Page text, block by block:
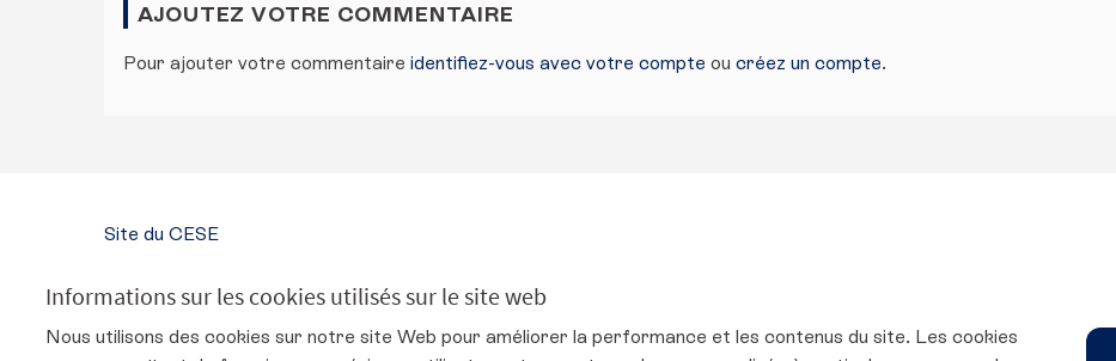
Informations sur les cookies utilisés sur le site web
Nous utilisons des cookies sur notre site Web pour améliorer la performance et les contenus du site. Les cookies
AJOUTEZ VOTRE COMMENTAIRE
Pour ajouter votre commentaire identifiez-vous avec votre compte ou créez un compte.
Site du CESE
SUIVEZ-NOUS
Conseil économique, social et environnemental sur Twitter
Conseil économique, social et environnemental sur Facebook
Conseil économique, social et environnemental sur Instagram
Conseil économique, social et environnemental sur YouTube